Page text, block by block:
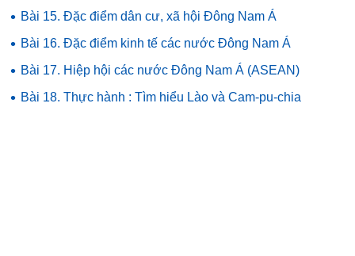
• Bài 15. Đặc điểm dân cư, xã hội Đông Nam Á
• Bài 16. Đặc điểm kinh tế các nước Đông Nam Á
• Bài 17. Hiệp hội các nước Đông Nam Á (ASEAN)
• Bài 18. Thực hành : Tìm hiểu Lào và Cam-pu-chia